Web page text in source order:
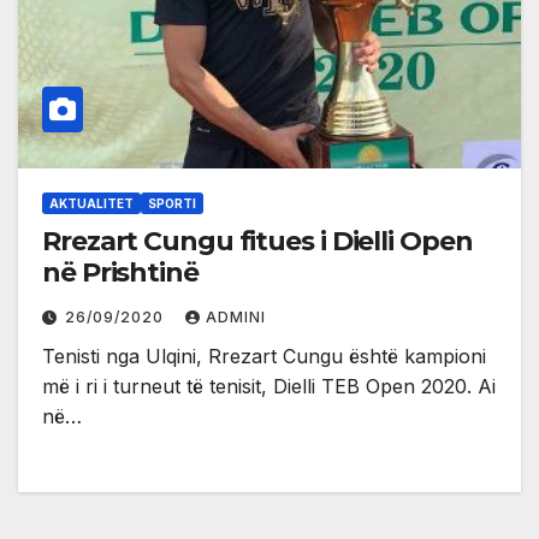
AKTUALITET SPORTI
Rrezart Cungu fitues i Dielli Open
në Prishtinë
26/09/2020 ADMINI
Tenisti nga Ulqini, Rrezart Cungu është kampioni
më i ri i turneut të tenisit, Dielli TEB Open 2020. Ai
në…